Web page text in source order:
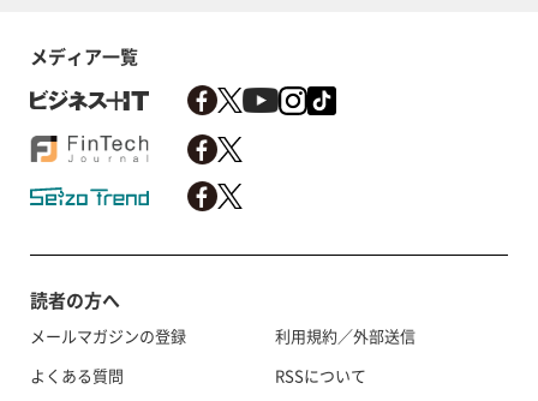
メディア一覧
読者の方へ
メールマガジンの登録
よくある質問
利用規約／外部送信
RSSについて